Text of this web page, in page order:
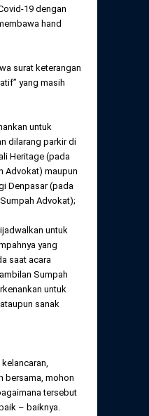
19 dengan
hand
surat keterangan
yang masih
untuk
dilarang parkir di
Heritage (pada
Advokat) maupun
Denpasar (pada
Advokat);
untuk
yang
saat acara
Sumpah
untuk
sanak
bersama, mohon
tersebut
– baiknya.